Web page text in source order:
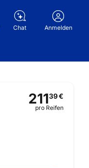
Chat Anmelden
21139€
pro Reifen